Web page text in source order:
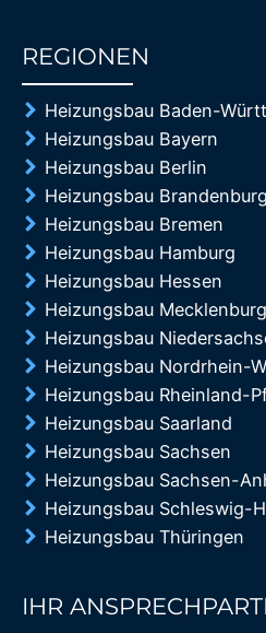
REGIONEN
Heizungsbau Baden-
Heizungsbau Bayern
Heizungsbau Berlin
Heizungsbau Brandenburg
Heizungsbau Bremen
Heizungsbau Hamburg
Heizungsbau Hessen
Heizungsbau
Heizungsbau
Heizungsbau Nordrhein-
Heizungsbau Rheinland-
Heizungsbau Saarland
Heizungsbau Sachsen
Heizungsbau Sachsen-
Heizungsbau Schleswig-
Heizungsbau Thüringen
IHR